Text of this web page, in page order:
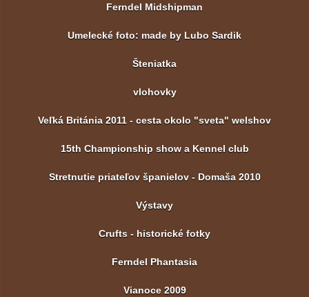
Ferndel Midshipman
Umelecké foto: made by Lubo Sardik
Šteniatka
vlohovky
Veľká Británia 2011 - cesta okolo "sveta" welshov
15th Championship show a Kennel club
Stretnutie priateľov španielov - Domaša 2010
Výstavy
Crufts - historické fotky
Ferndel Phantasia
Vianoce 2009